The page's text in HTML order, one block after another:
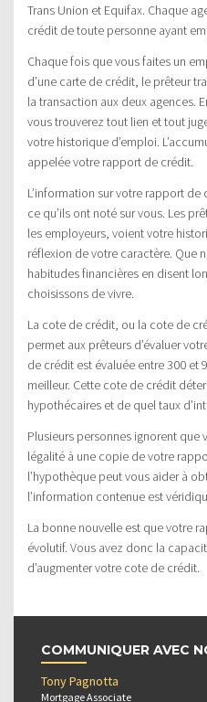
Trans Union et Equifax. Chaque
crédit de toute personne ayant
Chaque fois que vous faites un
d’une carte de crédit, le prêteur
la transaction aux deux agences.
vous trouverez tout lien et tout
votre historique d’emploi.
appelée votre rapport de crédit.
L’information sur votre rapport
ce qu’ils ont noté sur vous. Les
les employeurs, voient votre
réflexion de votre caractère. Que
habitudes financières en disent
choisissons de vivre.
La cote de crédit, ou la cote de
permet aux prêteurs d’évaluer
de crédit est évaluée entre 300 et
meilleur. Cette cote de crédit
hypothécaires et de quel taux
Plusieurs personnes ignorent
légalité à une copie de votre
l’hypothèque peut vous aider à
l’information contenue est
La bonne nouvelle est que votre
évolutif. Vous avez donc la
d’augmenter votre cote de crédit.
COMMUNIQUER AVEC
Tony Pagnotta
Mortgage Associate